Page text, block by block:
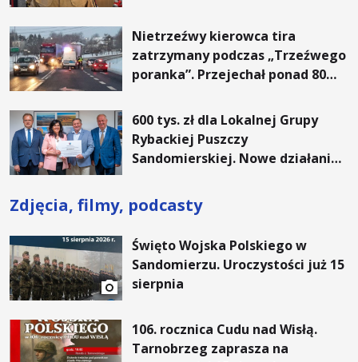
Nietrzeźwy kierowca tira
zatrzymany podczas „Trzeźwego
poranka”. Przejechał ponad 80
600 tys. zł dla Lokalnej Grupy
Rybackiej Puszczy
Sandomierskiej. Nowe działania
Zdjęcia, filmy, podcasty
Święto Wojska Polskiego w
Sandomierzu. Uroczystości już 15
sierpnia
106. rocznica Cudu nad Wisłą.
Tarnobrzeg zaprasza na